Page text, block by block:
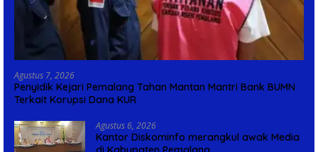
Agustus 7, 2026
Penyidik Kejari Pemalang Tahan Mantan Mantri Bank BUMN
Terkait Korupsi Dana KUR
Agustus 6, 2026
Kantor Diskominfo merangkul awak Media